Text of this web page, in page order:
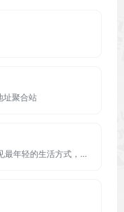
址聚合站
哔哩哔哩（bilibili）直播，在这里看见最年轻的生活方式，学习、游戏、电竞、宅舞、唱见、绘画、美食等等应有尽有，快来捕捉你最喜欢的up主最真实的一面吧！